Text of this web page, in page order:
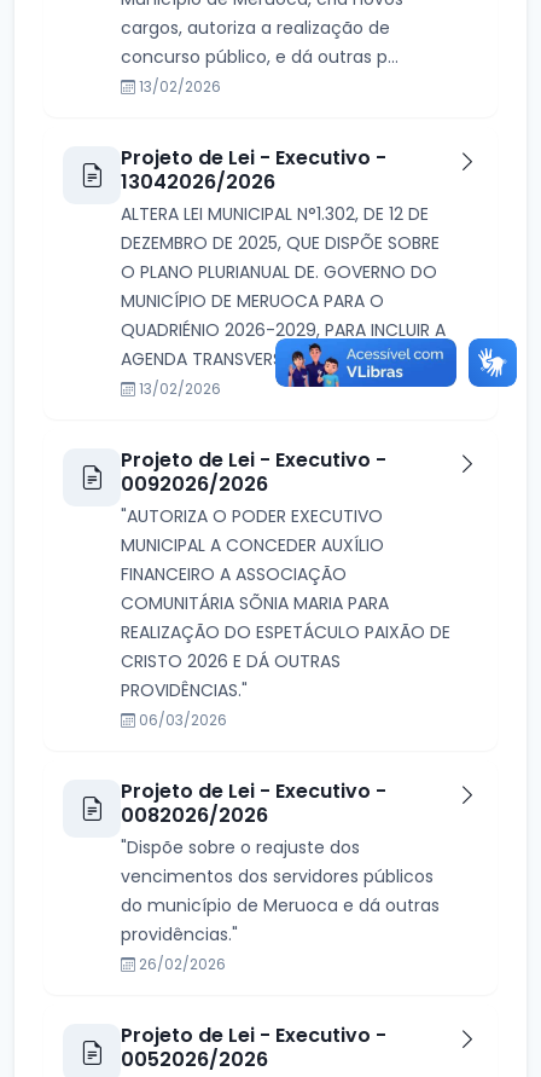
cargos, autoriza a realização de
concurso público, e dá outras p...
13/02/2026
Projeto de Lei - Executivo -
13042026/2026
ALTERA LEI MUNICIPAL N°1.302, DE 12 DE
DEZEMBRO DE 2025, QUE DISPÕE SOBRE
O PLANO PLURIANUAL DE. GOVERNO DO
MUNICÍPIO DE MERUOCA PARA O
QUADRIÉNIO 2026-2029, PARA INCLUIR A
AGENDA TRANSVERSAL...
13/02/2026
Projeto de Lei - Executivo -
0092026/2026
"AUTORIZA O PODER EXECUTIVO
MUNICIPAL A CONCEDER AUXÍLIO
FINANCEIRO A ASSOCIAÇÃO
COMUNITÁRIA SÕNIA MARIA PARA
REALIZAÇÃO DO ESPETÁCULO PAIXÃO DE
CRISTO 2026 E DÁ OUTRAS
PROVIDÊNCIAS."
06/03/2026
Projeto de Lei - Executivo -
0082026/2026
"Dispõe sobre o reajuste dos
vencimentos dos servidores públicos
do município de Meruoca e dá outras
providências."
26/02/2026
Projeto de Lei - Executivo -
0052026/2026